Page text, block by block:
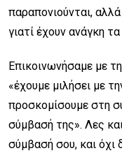
παραπονιούνται,
γιατί έχουν ανάγκη
Επικοινωνήσαμε με
«έχουμε μιλήσει με
προσκομίσουμε στη
σύμβασή της». Λες
σύμβασή σου, και όχι